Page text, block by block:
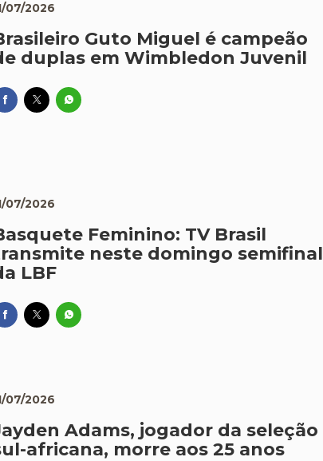
07/2026
Guto Miguel é campeão
duplas em Wimbledon Juvenil
07/2026
Feminino: TV Brasil
neste domingo semifinal
LBF
07/2026
Adams, jogador da seleção
africana, morre aos 25 anos